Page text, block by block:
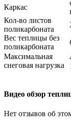
Каркас
Кол-во листов
поликарбоната
Вес теплицы без
поликарбоната
Максимальная
снеговая нагрузка
Видео обзор
Нет отзывов об